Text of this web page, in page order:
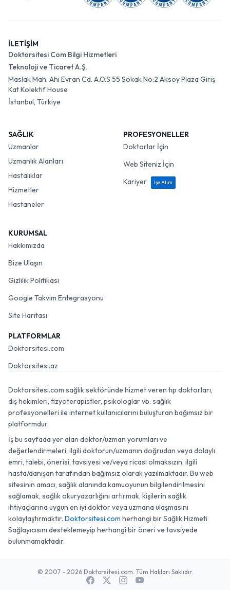
İLETİŞİM
Doktorsitesi Com Bilgi Hizmetleri
Teknoloji ve Ticaret A.Ş.
Maslak Mah. Ahi Evran Cd. A.O.S 55 Sokak No:2 Aksoy Plaza Giriş
Kat Kolektif House
İstanbul, Türkiye
SAĞLIK
Uzmanlar
Uzmanlık Alanları
Hastalıklar
Hizmetler
Hastaneler
PROFESYONELLER
Doktorlar İçin
Web Siteniz İçin
Kariyer
İşe Alım
KURUMSAL
Hakkımızda
Bize Ulaşın
Gizlilik Politikası
Google Takvim Entegrasyonu
Site Haritası
PLATFORMLAR
Doktorsitesi.com
Doktorsitesi.az
Doktorsitesi.com sağlık sektöründe hizmet veren tıp doktorları,
diş hekimleri, fizyoterapistler, psikologlar vb. sağlık
profesyonelleri ile internet kullanıcılarını buluşturan bağımsız bir
platformdur.
İş bu sayfada yer alan doktor/uzman yorumları ve
değerlendirmeleri, ilgili doktorun/uzmanın doğrudan veya dolaylı
emri, talebi, önerisi, tavsiyesi ve/veya ricası olmaksızın, ilgili
hasta/danışan tarafından bağımsız olarak yazılmaktadır. Bu web
sitesinin amacı, sağlık alanında kamuoyunun bilgilendirilmesini
sağlamak, sağlık okuryazarlığını artırmak, kişilerin sağlık
ihtiyaçlarına uygun en iyi doktor veya uzmana ulaşmasını
kolaylaştırmaktır. Doktorsitesi.com herhangi bir Sağlık Hizmeti
Sağlayıcısını desteklemeyip herhangi bir öneri ve tavsiyede
bulunmamaktadır.
© 2007 - 2026 Doktorsitesi.com. Tüm Hakları Saklıdır.